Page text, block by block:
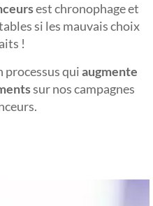
est chronophage et
si les mauvais choix
!
processus quiaugmente
sur nos campagnes